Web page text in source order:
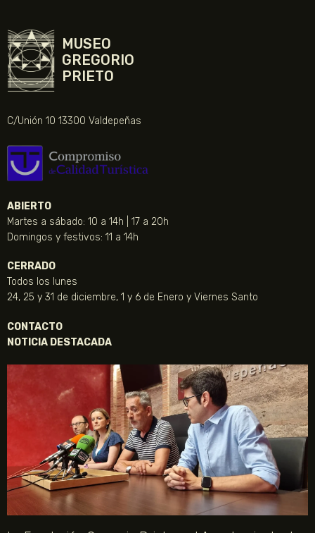
MUSEO
GREGORIO
PRIETO
C/Unión 10 13300 Valdepeñas
ABIERTO
Martes a sábado: 10 a 14h | 17 a 20h
Domingos y festivos: 11 a 14h
CERRADO
Todos los lunes
24, 25 y 31 de diciembre, 1 y 6 de Enero y Viernes Santo
CONTACTO
NOTICIA DESTACADA